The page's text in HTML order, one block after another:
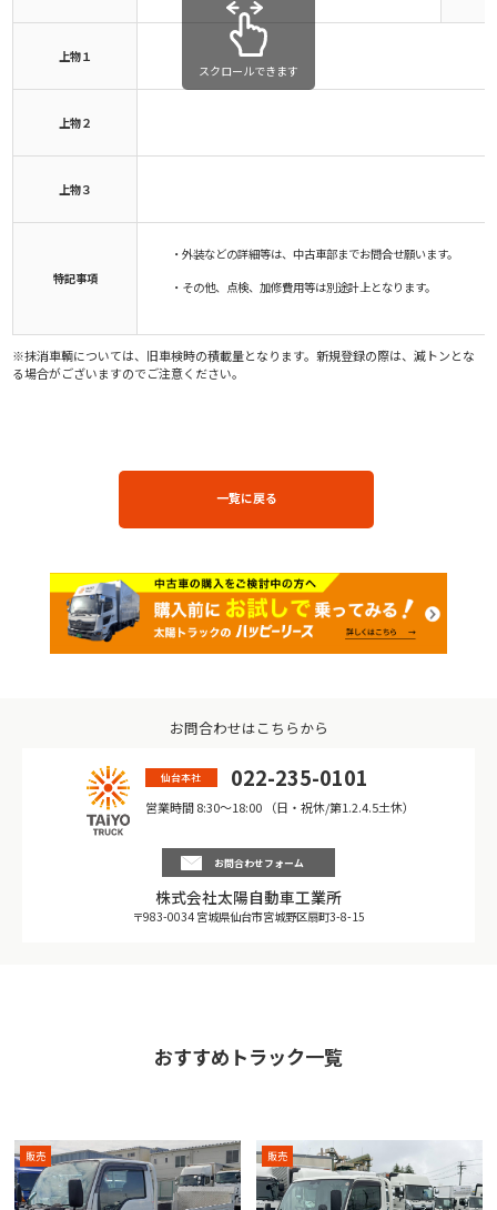
上物１
上物２
上物３
特記事項
・外装などの詳細等は、中古車部までお問合せ願います。
・その他、点検、加修費用等は別途計上となります。
スクロールできます
※抹消車輌については、旧車検時の積載量となります。新規登録の際は、減トンとな
る場合がございますのでご注意ください。
一覧に戻る
お問合わせはこちらから
仙台本社 022-235-0101
営業時間 8:30〜18:00 （日・祝休/第1.2.4.5土休）
お問合わせフォーム
株式会社太陽自動車工業所
〒983-0034 宮城県仙台市宮城野区扇町3-8-15
おすすめトラック一覧
販売 販売